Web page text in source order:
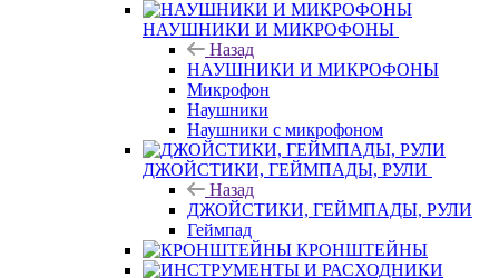
НАУШНИКИ И МИКРОФОНЫ
Назад
НАУШНИКИ И МИКРОФОНЫ
Микрофон
Наушники
Наушники с микрофоном
ДЖОЙСТИКИ, ГЕЙМПАДЫ, РУЛИ
Назад
ДЖОЙСТИКИ, ГЕЙМПАДЫ, РУЛИ
Геймпад
КРОНШТЕЙНЫ